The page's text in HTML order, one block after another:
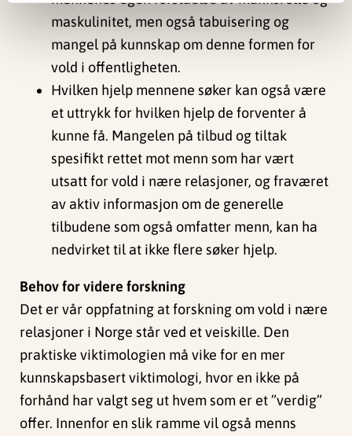
maskulinitet, men også tabuisering og
mangel på kunnskap om denne formen for
vold i offentligheten.
Hvilken hjelp mennene søker kan også være
et uttrykk for hvilken hjelp de forventer å
kunne få. Mangelen på tilbud og tiltak
spesifikt rettet mot menn som har vært
utsatt for vold i nære relasjoner, og fraværet
av aktiv informasjon om de generelle
tilbudene som også omfatter menn, kan ha
nedvirket til at ikke flere søker hjelp.
Behov for videre forskning
Det er vår oppfatning at forskning om vold i nære
relasjoner i Norge står ved et veiskille. Den
praktiske viktimologien må vike for en mer
kunnskapsbasert viktimologi, hvor en ikke på
forhånd har valgt seg ut hvem som er et ”verdig”
offer. Innenfor en slik ramme vil også menns